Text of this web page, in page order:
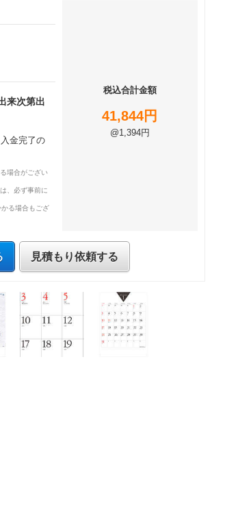
来次第出
金完了の
場合がござい
、必ず事前に
る場合もござ
税込合計金額
41,844円
@1,394円
見積もり依頼する